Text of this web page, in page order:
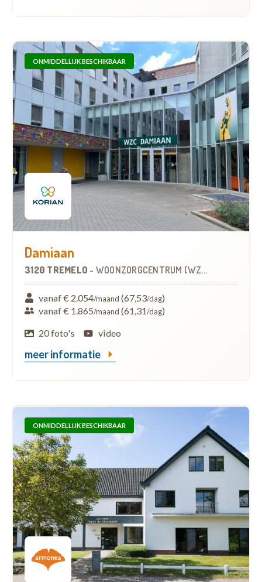
ONMIDDELLIJK BESCHIKBAAR
Damiaan
3120 TREMELO - WOONZORGCENTRUM (WZC)
vanaf € 2.054/maand (67,53/dag)
vanaf € 1.865/maand (61,31/dag)
20 foto's
video
meer informatie
ONMIDDELLIJK BESCHIKBAAR